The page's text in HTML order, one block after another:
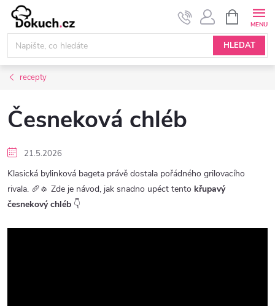
Přejít
obsah
HLEDAT
NÁKUPNÍ
KOŠÍK
recepty
Česneková chléb
21.5.2026
Klasická bylinková bageta právě dostala pořádného grilovacího
rivala. 🥖🧄 Zde je návod, jak snadno upéct tento křupavý
česnekový chléb 👇